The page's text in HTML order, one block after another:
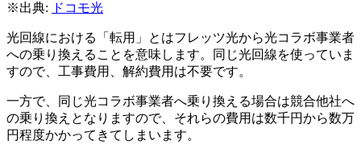
※出典: ドコモ光
光回線における「転用」とはフレッツ光から光コラボ事業者
への乗り換えることを意味します。同じ光回線を使っていま
すので、工事費用、解約費用は不要です。
一方で、同じ光コラボ事業者へ乗り換える場合は競合他社へ
の乗り換えとなりますので、それらの費用は数千円から数万
円程度かかってきてしまいます。